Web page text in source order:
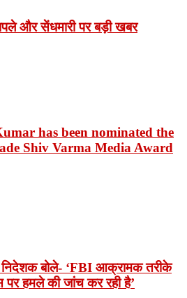
और सेंधमारी पर बड़ी खबर
has been nominated the
Shiv Varma Media Award
बोले- ‘FBI आक्रामक तरीके
पर हमले की जांच कर रही है’